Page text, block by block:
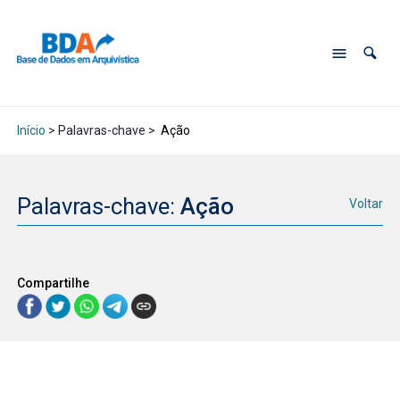
Início > Palavras-chave > Ação
Palavras-chave: Ação Voltar
Compartilhe